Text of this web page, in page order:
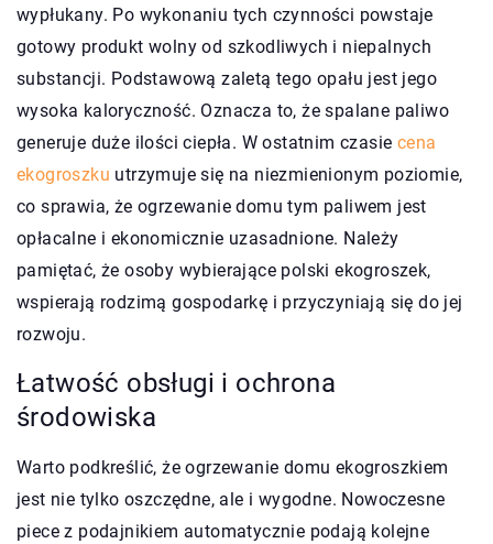
wypłukany. Po wykonaniu tych czynności powstaje
gotowy produkt wolny od szkodliwych i niepalnych
substancji. Podstawową zaletą tego opału jest jego
wysoka kaloryczność. Oznacza to, że spalane paliwo
generuje duże ilości ciepła. W ostatnim czasie cena
ekogroszku utrzymuje się na niezmienionym poziomie,
co sprawia, że ogrzewanie domu tym paliwem jest
opłacalne i ekonomicznie uzasadnione. Należy
pamiętać, że osoby wybierające polski ekogroszek,
wspierają rodzimą gospodarkę i przyczyniają się do jej
rozwoju.
Łatwość obsługi i ochrona
środowiska
Warto podkreślić, że ogrzewanie domu ekogroszkiem
jest nie tylko oszczędne, ale i wygodne. Nowoczesne
piece z podajnikiem automatycznie podają kolejne